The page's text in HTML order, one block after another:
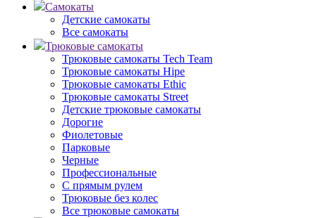
Самокаты
Детские самокаты
Все самокаты
Трюковые самокаты
Трюковые самокаты Tech Team
Трюковые самокаты Hipe
Трюковые самокаты Ethic
Трюковые самокаты Street
Детские трюковые самокаты
Дорогие
Фиолетовые
Парковые
Черные
Профессиональные
С прямым рулем
Трюковые без колес
Все трюковые самокаты